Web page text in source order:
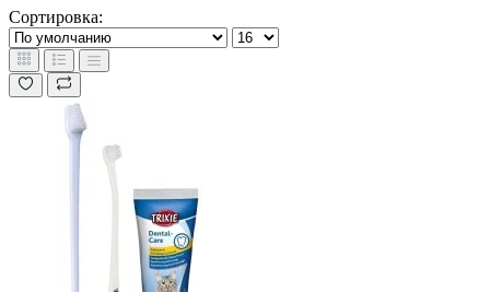
Сортировка: